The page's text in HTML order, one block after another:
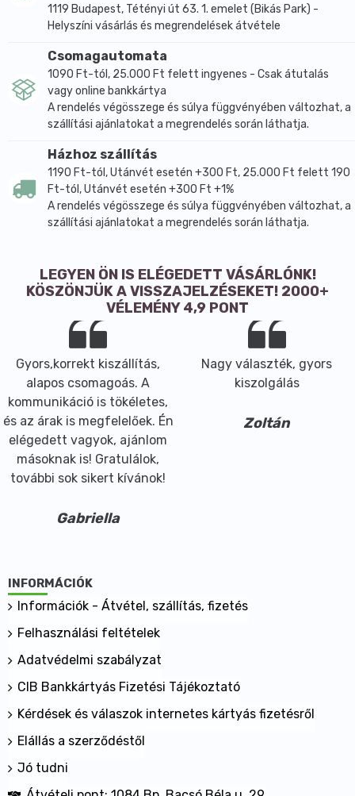
1119 Budapest, Tétényi út 63. 1. emelet (Bikás Park) -
Helyszíni vásárlás és megrendelések átvétele
Csomagautomata
1090 Ft-tól, 25.000 Ft felett ingyenes - Csak átutalás
vagy online bankkártya
A rendelés végösszege és súlya függvényében változhat, a
szállítási ajánlatokat a megrendelés során láthatja.
Házhoz szállítás
1190 Ft-tól, Utánvét esetén +300 Ft, 25.000 Ft felett 190
Ft-tól, Utánvét esetén +300 Ft +1%
A rendelés végösszege és súlya függvényében változhat, a
szállítási ajánlatokat a megrendelés során láthatja.
LEGYEN ÖN IS ELÉGEDETT VÁSÁRLÓNK!
KÖSZÖNJÜK A VISSZAJELZÉSEKET! 2000+
VÉLEMÉNY 4,9 PONT
Gyors,korrekt kiszállítás,
alapos csomagoás. A
kommunikáció is tökéletes,
és az árak is megfelelőek. Én
elégedett vagyok, ajánlom
másoknak is! Gratulálok,
további sok sikert kívánok!
Gabriella
Nagy választék, gyors
kiszolgálás
Zoltán
INFORMÁCIÓK
Információk - Átvétel, szállítás, fizetés
Felhasználási feltételek
Adatvédelmi szabályzat
CIB Bankkártyás Fizetési Tájékoztató
Kérdések és válaszok internetes kártyás fizetésről
Elállás a szerződéstől
Jó tudni